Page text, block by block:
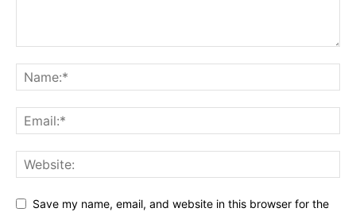
Save my name, email, and website in this browser for the